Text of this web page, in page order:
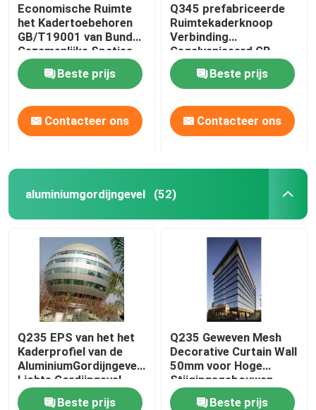
Economische Ruimte
het Kadertoebehoren
GB/T19001 van Bundel
Gezamenlijke Spaties
Beste prijs
Contacteer ons
Q345 prefabriceerde
Ruimtekaderknoop
Verbinding
Gegalvaniseerd GB
Beste prijs
Contacteer ons
aluminiumgordijngevel (52)
Q235 EPS van het het
Kaderprofiel van de
AluminiumGordijngevel
Lichte Gordijngevel
50mm
Beste prijs
Q235 Geweven Mesh
Decorative Curtain Wall
50mm voor Hoge
Stijgingsgebouwen
Beste prijs